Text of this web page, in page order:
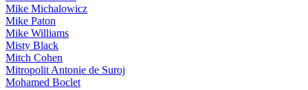
Mike Michalowicz
Mike Paton
Mike Williams
Misty Black
Mitch Cohen
Mitropolit Antonie de Suroj
Mohamed Boclet